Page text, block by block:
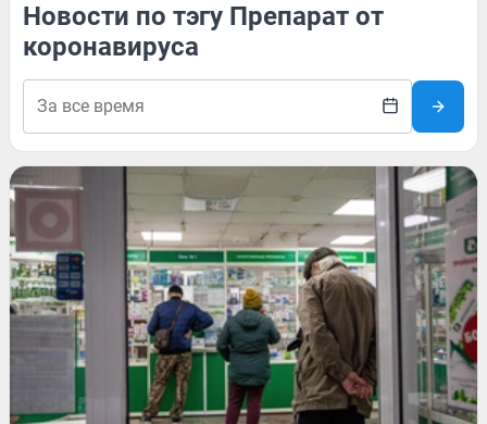
Новости по тэгу Препарат от
коронавируса